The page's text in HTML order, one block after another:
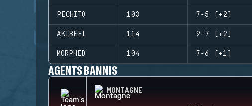
PECHITO 103 7-5 (+2)
AKIBEEL 114 9-7 (+2)
MORPHED 104 7-6 (+1)
AGENTS BANNIS
MONTAGNE